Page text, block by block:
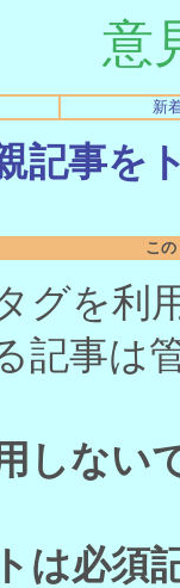
意
新
記事を
こ
グを利
記事は
しない
は必須